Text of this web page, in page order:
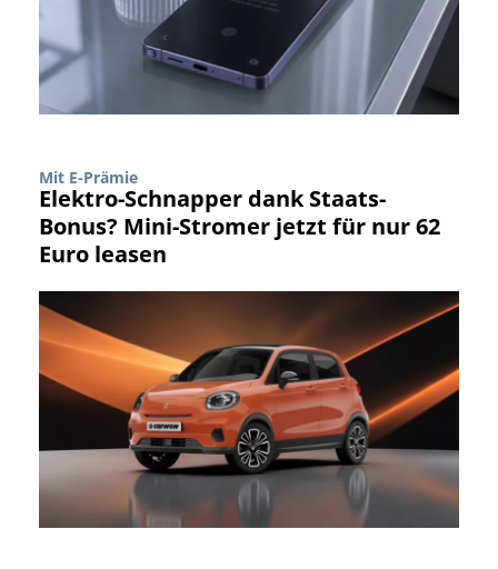
Mit E-Prämie
Elektro-Schnapper dank Staats-
Bonus? Mini-Stromer jetzt für nur 62
Euro leasen